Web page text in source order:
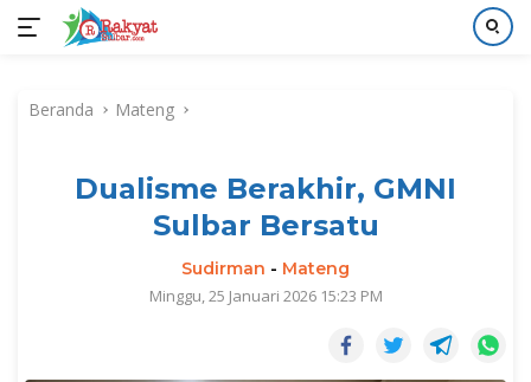
kontenBeranda Mateng
Dualisme Berakhir, GMNI
Sulbar Bersatu
Sudirman - Mateng
Minggu, 25 Januari 2026 15:23 PM